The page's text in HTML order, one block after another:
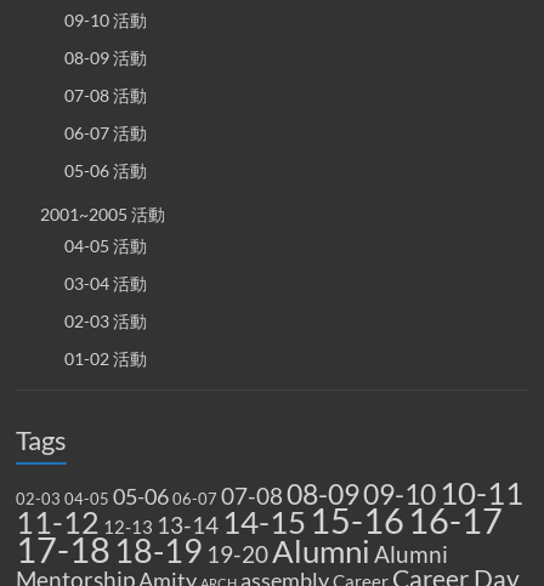
09-10 活動
08-09 活動
07-08 活動
06-07 活動
05-06 活動
2001~2005 活動
04-05 活動
03-04 活動
02-03 活動
01-02 活動
Tags
02-03 04-05 05-06 06-07 07-0808-0909-10 10-11
11-12 12-13 13-14 14-15 15-16 16-17
17-18 18-19 19-20Alumni Alumni
MentorshipAmity ARCH assemblyCareer Career Day